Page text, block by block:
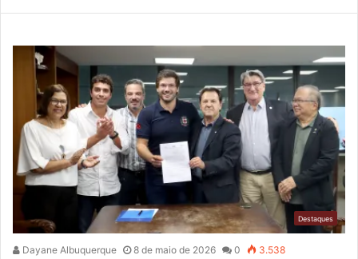
Destaques
Dayane Albuquerque 8 de maio de 2026 0 3.538